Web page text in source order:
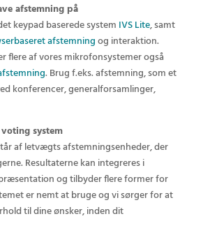
afstemning på
keypad baserede system IVS Lite, samt
afstemningog interaktion.
flere af vores mikrofonsystemer også
. Brug f.eks. afstemning, som et
konferencer, generalforsamlinger,
system
af letvægts afstemningsenheder, der
Resultaterne kan integreres i
og tilbyder flere former for
er nemt at bruge og vi sørger for at
til dine ønsker, inden dit